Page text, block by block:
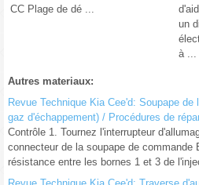
CC Plage de dé ...
un
à ...
Autres materiaux:
Revue Technique Kia Cee'd: Soupape
gaz d'échappement) / Procédures de
Contrôle 1. Tournez l'interrupteur
connecteur de la soupape de commande
résistance entre les bornes 1 et 3 de